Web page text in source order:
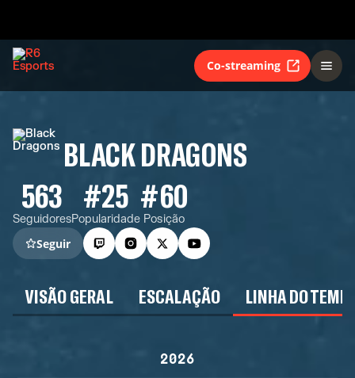
Co-streaming
BLACK DRAGONS
563
Seguidores
#25
Popularidade
#60
Posição
Seguir
VISÃO GERAL ESCALAÇÃO LINHA DO
2026